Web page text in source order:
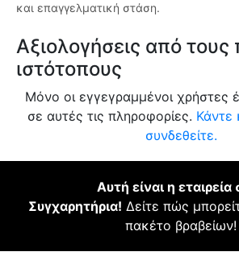
και επαγγελματική στάση.
Αξιολογήσεις από
ιστότοπους
Μόνο οι εγγεγραμμένοι χρήστες
σε αυτές τις πληροφορίες. Κάντε
συνδεθείτε.
Αυτή είναι η εταιρεία
Συγχαρητήρια! Δείτε πώς
πακέτο βραβείων!